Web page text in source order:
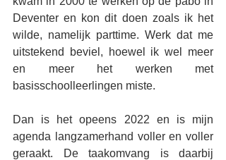
Deventer en kon dit doen zoals ik het
wilde, namelijk parttime. Werk dat me
uitstekend beviel, hoewel ik wel meer
en meer het werken met
basisschoolleerlingen miste.
Dan is het opeens 2022 en is mijn
agenda langzamerhand voller en voller
geraakt. De taakomvang is daarbij